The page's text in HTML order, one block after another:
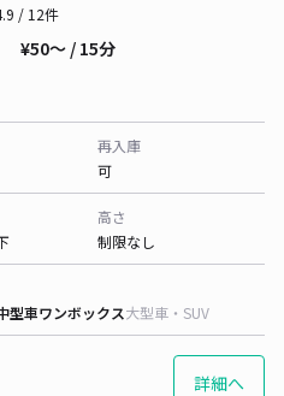
/ 12件
¥50〜 / 15分
再入庫
可
高さ
制限なし
型車ワンボックス大型車・SUV
詳細へ